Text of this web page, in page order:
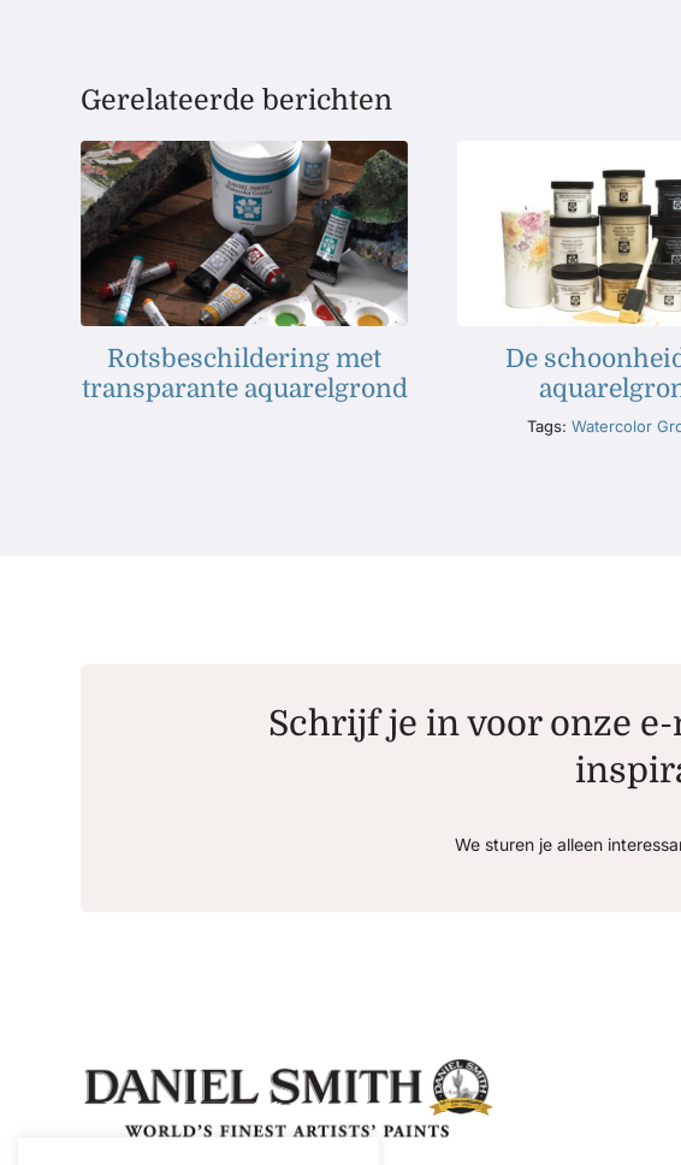
Gerelateerde berichten
Rotsbeschildering met
transparante aquarelgrond
De
Tags:Watercolor
Schrijf je in voor onze
We sturen je alleen